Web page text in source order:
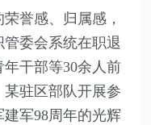
誉感、归属感，
委会系统在职退
干部等30余人前
驻区部队开展参
军98周年的光辉